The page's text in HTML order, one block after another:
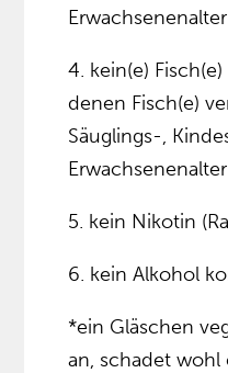
4. kein(e)
denen Fisch(e)
Säuglings-,
5. kein Nikotin
6. kein Alkohol
*ein Gläschen
an, schadet